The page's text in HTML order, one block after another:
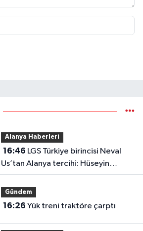
Alanya Haberleri
16:46
Us’tan Alanya tercihi: Hüseyin
Girenes’ten ödül
Gündem
16:26 Yük treni traktöre çarptı